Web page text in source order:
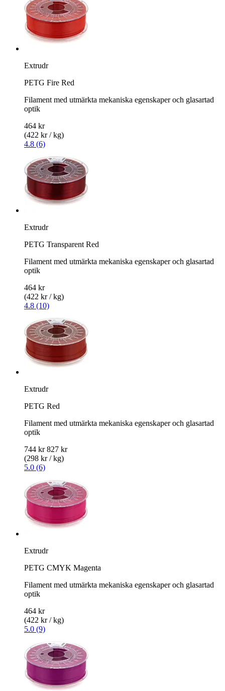
Extrudr
PETG Fire Red
Filament med utmärkta mekaniska egenskaper och glasartad
optik
464 kr
(422 kr / kg)
4.8 (6)
Extrudr
PETG Transparent Red
Filament med utmärkta mekaniska egenskaper och glasartad
optik
464 kr
(422 kr / kg)
4.8 (10)
Extrudr
PETG Red
Filament med utmärkta mekaniska egenskaper och glasartad
optik
744 kr 827 kr
(298 kr / kg)
5.0 (6)
Extrudr
PETG CMYK Magenta
Filament med utmärkta mekaniska egenskaper och glasartad
optik
464 kr
(422 kr / kg)
5.0 (9)